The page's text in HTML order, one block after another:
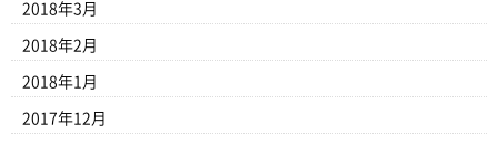
2018年3月
2018年2月
2018年1月
2017年12月